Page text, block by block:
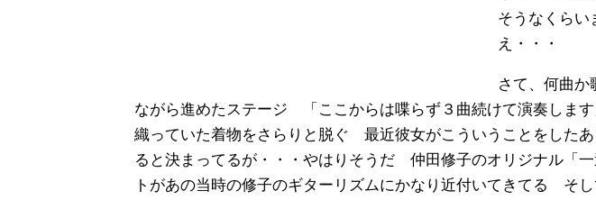
そうなくらい
え・・・
さて、何曲か
ながら進めたステージ 「ここからは喋らず３曲続けて演奏します
織っていた着物をさらりと脱ぐ 最近彼女がこういうことをした
ると決まってるが・・・やはりそうだ 仲田修子のオリジナル「
トがあの当時の修子のギターリズムにかなり近付いてきてる そ